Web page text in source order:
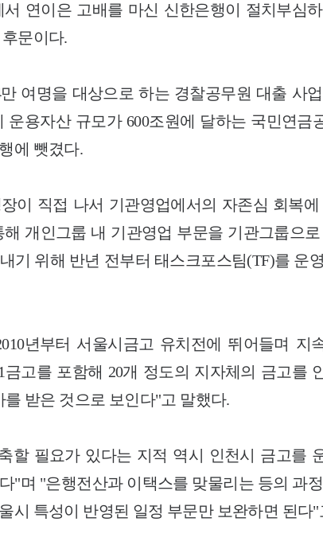
연이은 고배를 마신 신한은행이 절치부심
문이다.
여명을 대상으로 하는 경찰공무원 대출 사
운용자산 규모가 600조원에 달하는 국민연금
에 뺏겼다.
이 직접 나서 기관영업에서의 자존심 회복
개인그룹 내 기관영업 부문을 기관그룹으로
기 위해 반년 전부터 태스크포스팀(TF)를 운
년부터 서울시금고 유치전에 뛰어들며 지
고를 포함해 20개 정도의 지자체의 금고를
받은 것으로 보인다"고 말했다.
할 필요가 있다는 지적 역시 인천시 금고를
"며 "은행전산과 이택스를 맞물리는 등의 과
시 특성이 반영된 일정 부문만 보완하면 된다"